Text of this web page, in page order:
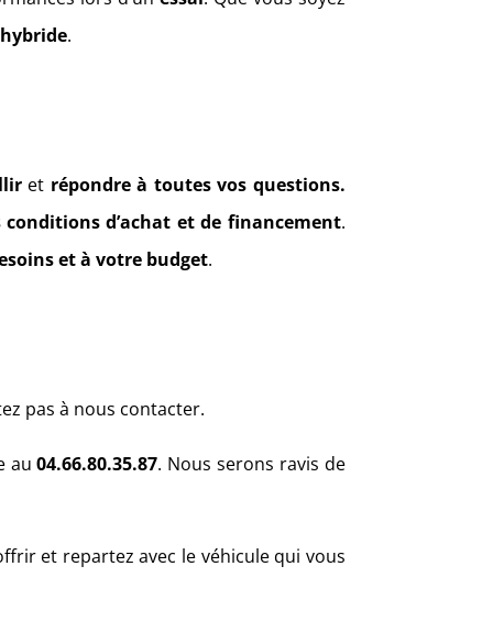
.
et répondre à toutes vos questions.
d’achat et de financement.
et à votre budget.
pas à nous contacter.
au04.66.80.35.87. Nous serons ravis de
et repartez avec le véhicule qui vous